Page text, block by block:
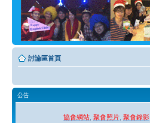
討論區首頁
公告
協會網站 聚會照片 聚會錄影